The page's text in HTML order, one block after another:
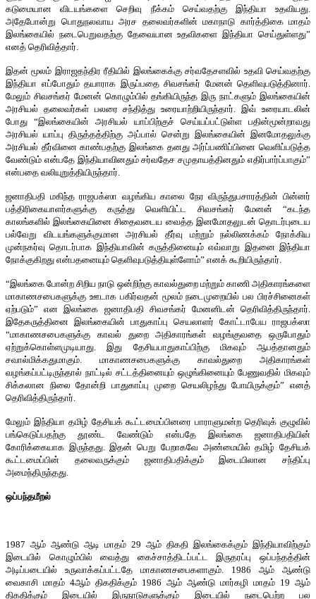
கடுமையான விடயங்களை செறிவு நீக்கம் செய்வதற்கு இந்தியா உதவியது.
அதேபோன்று பொதுநலவாய அரச தலைவர்களின் மகாநாடு கார்த்திகை மாதம்
இலங்கையில் நடைபெறுவதற்கு தேவையான உதவிகளை இந்தியா செய்துள்ளது”
எனத் தெரிவித்தார்.
இதன் மூலம் இராஜதந்திர ரீதியில் இலங்கைக்கு சர்வதேசளவில் உதவி செய்வதற்கு
இந்தியா எப்போதும் தயாராக இருப்பதை சிவசங்கர் மேனன் தெளிவுபடுத்தினார்.
மேலும் சிவசங்கர் மேனன் கொழும்பில் தங்கியிருந்த இரு நாட்களும் இலங்கையின்
அரசியல் தலைவர்கள் பலரை சந்தித்து உரையாற்றியிருந்தார். இவ் உரையாடலின்
போது “இலங்கையின் அரசியல் யாப்பிற்குச் செய்யப்பட்டுள்ள பதின்மூன்றாவது
அரசியல் யாப்பு திருத்தத்திற்கு அப்பால் சென்று இலங்கையின் இனமோதலுக்கு
அரசியல் தீர்வினை காண்பதற்கு இலங்கை தனது அர்ப்பணிப்பினை வெளிப்படுத்த
வேண்டும் என்பதே இந்தியாவினதும் சர்வதேச சமுதாயத்தினதும் எதிர்பார்ப்பாகும்”
என்பதை வலியுறுத்தியிருந்தார்.
ஜனாதிபதி மகிந்த ராஜபக்ஸா வழங்கிய காலை நேர விருந்துபசாரத்தின் பின்னர்
பத்திரிகையாளர்களுக்கு கருத்து வெளியிட்ட சிவசங்கர் மேனன் “கடந்த
காலங்களில் இலங்கையினை சிதைவடைய வைத்த இனமோதலுடன் தொடர்புடைய
பல்வேறு விடயங்களுக்குமான அரசியல் தீர்வு மற்றும் நல்லிணக்கம் நோக்கிய
முன்நகர்வு தொடர்பாக இந்தியாவின் கருத்தினையும் எவ்வாறு இதனை இந்தியா
நோக்குகிறது என்பதனையும் தெளிவுபடுத்தியுள்ளோம்” எனக் கூறியிருந்தார்.
“இலங்கை போன்ற சிறிய நாடு ஒன்றிற்கு காவல்துறை மற்றும் காணி அதிகாரங்களை
மாகாணசபைகளுக்கு ஊடாக பகிர்வதன் மூலம் நடைமுறையில் பல பிரச்சினைகள்
ஏற்படும்” என இலங்கை ஜனாதிபதி சிவசங்கர் மேனனிடன் தெரிவித்திருந்தார்.
இதேகருத்தினை இலங்கையின் பாதுகாப்பு செயலாளர் கோட்டாபேய ராஜபக்ஸா
“மாகாணசபைகளுக்கு காவல் துறை அதிகாரங்கள் வழங்குவதை ஒருபோதும்
ஏற்றுக்கொள்ளமுடியாது. இது தேசியபாதுகாப்பிற்கு மிகவும் ஆபத்தானதும்
சவால்மிக்கதுமாகும். மாகாணசபைகளுக்கு காவல்துறை அதிகாரங்கள்
வழங்கப்பட்டிருந்தால் நாட்டில் சட்டத்தினையும் ஒழுங்கினையும் பேணுவதில் மிகவும்
சிக்கலான நிலை தோன்றி பாதுகாப்பு முறை செயலிழந்து போயிருக்கும்” எனத்
தெரிவித்திருந்தார்.
மேலும் இந்தியா தமிழ் தேசியக் கூட்டமைப்பினரை பாராளுமன்ற தெரிவுக் குழுவில்
பங்கெடுப்பதற்கு தூண்ட வேண்டும் என்பதே இலங்கை ஜனாதிபதியின்
கோரிக்கையாக இருந்தது. இதன் பெறு பேறாகவே அண்மையில் தமிழ் தேசியக்
கூட்டமைப்பின் தலைவருக்கும் ஜனாதிபதிக்கும் இடையிலான சந்திப்பு
அமைந்திருந்தது.
ஒப்பந்தமீறல்
1987 ஆம் ஆண்டு ஆடி மாதம் 29 ஆம் திகதி இலங்கைக்கும் இந்தியாவிற்கும்
இடையில் கொழும்பில் வைத்து கைச்சாத்திடப்பட்ட இருதரப்பு ஒப்பந்தத்தின்
அடிப்படையில் உருவாக்கப்பட்டதே மாகாணசபைகளாகும். 1986 ஆம் ஆண்டு
வைகாசி மாதம் 4ஆம் திகதிக்கும் 1986 ஆம் ஆண்டு மார்கழி மாதம் 19 ஆம்
திகதிக்கும் இடையில் இருநாடுகளுக்கும் இடையில் நடைபெற்ற பல